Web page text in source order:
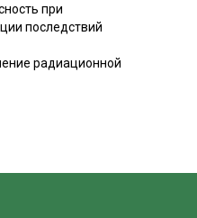
при
последствий
радиационной